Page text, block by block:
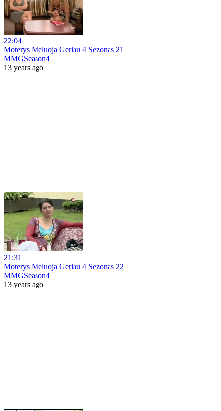
22:04
Moterys Meluoja Geriau 4 Sezonas 21
MMGSeason4
13 years ago
21:31
Moterys Meluoja Geriau 4 Sezonas 22
MMGSeason4
13 years ago